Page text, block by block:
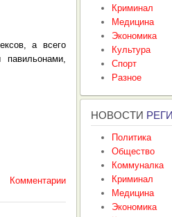
а всего
Комментарии
Криминал
Медицина
Экономика
Культура
Спорт
Разное
НОВОСТИ
Политика
Общество
Коммуналка
Криминал
Медицина
Экономика